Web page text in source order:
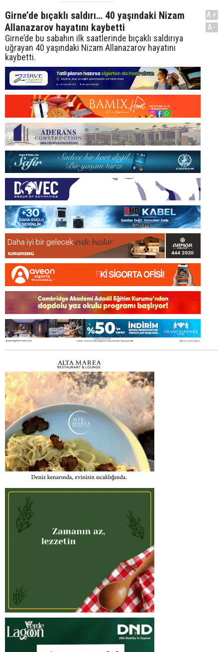
Girne’de bıçaklı saldırı… 40 yaşındaki Nizam
Allanazarov hayatını kaybetti
Girne’de bu sabahın ilk saatlerinde bıçaklı saldırıya
uğrayan 40 yaşındaki Nizam Allanazarov hayatını
kaybetti.
A+
A-